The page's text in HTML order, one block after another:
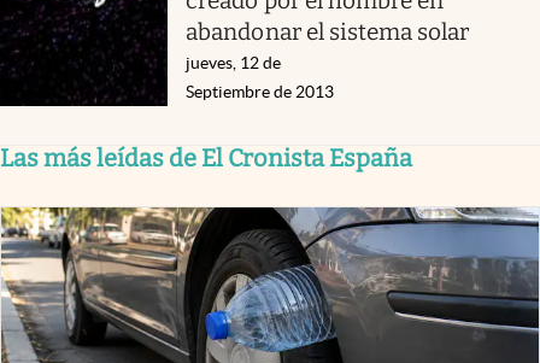
abandonar el sistema solar
jueves, 12 de
Septiembre de 2013
Las más leídas de El Cronista España